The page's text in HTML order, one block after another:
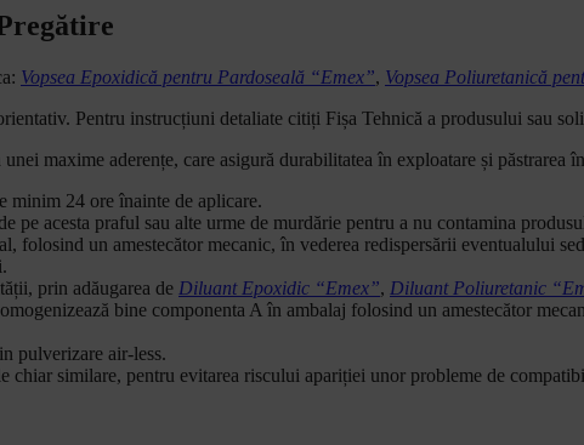
Vopsea Epoxidică pentru Pardoseală “Emex”, Vopsea Poliuretanică
Pentru instrucțiuni detaliate citiți Fișa Tehnică a produsului sau
maxime aderențe, care asigură durabilitatea în exploatare și
minim 24 ore înainte de aplicare.
pe acesta praful sau alte urme de murdărie pentru a nu contamina
folosind un amestecător mecanic, în vederea redispersării eventualului
prin adăugarea de Diluant Epoxidic “Emex”, Diluant Poliuretanic
bine componenta A în ambalaj folosind un amestecător
pulverizare air-less.
chiar similare, pentru evitarea riscului apariției unor probleme de